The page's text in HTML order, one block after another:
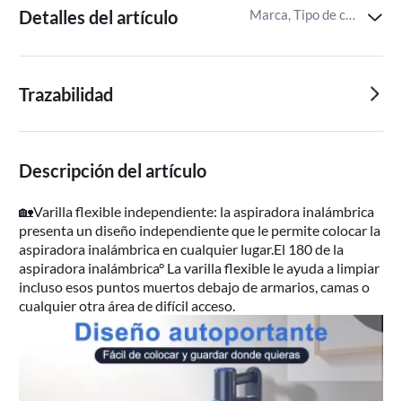
Detalles del artículo Marca, Tipo de contenedor de polvo,Fuente de energía
Trazabilidad
Descripción del artículo
🏡Varilla flexible independiente: la aspiradora inalámbrica
presenta un diseño independiente que le permite colocar la
aspiradora inalámbrica en cualquier lugar.El 180 de la
aspiradora inalámbrica° La varilla flexible le ayuda a limpiar
incluso esos puntos muertos debajo de armarios, camas o
cualquier otra área de difícil acceso.